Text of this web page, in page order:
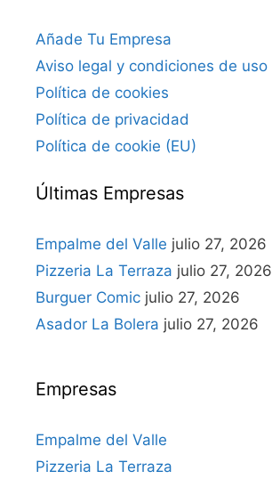
Añade Tu Empresa
Aviso legal y condiciones de uso
Política de cookies
Política de privacidad
Política de cookie (EU)
Últimas Empresas
Empalme del Valle julio 27, 2026
Pizzeria La Terraza julio 27, 2026
Burguer Comic julio 27, 2026
Asador La Bolera julio 27, 2026
Empresas
Empalme del Valle
Pizzeria La Terraza